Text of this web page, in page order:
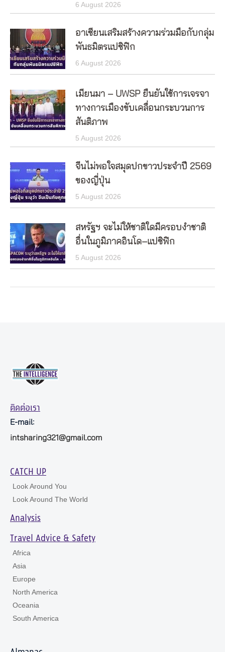
6 August 2026
อาเซียนเสริมสร้างความร่วมมือกับกลุ่ม
พันธมิตรแปซิฟิก
6 August 2026
เมียนมา – UWSP ยืนยันใช้การเจรจา
ทางการเมืองขับเคลื่อนกระบวนการ
สันติภาพ
5 August 2026
จีนไม่พอใจสมุดปกขาวประจำปี 2569
ของญี่ปุ่น
5 August 2026
สหรัฐฯ จะไม่ให้ชาติใดมีครอบงำชาติ
อื่นในภูมิภาคอินโด–แปซิฟิก
5 August 2026
ติดต่อเรา
E-mail:
intsharing321@gmail.com
CATCH UP
Look Around You
Look Around The World
Analysis
Travel Advice & Safety
Africa
Asia
Europe
North America
Oceania
South America